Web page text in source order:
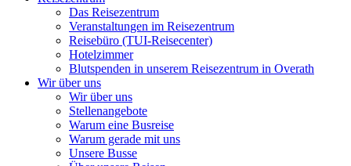
Das Reisezentrum
Veranstaltungen im Reisezentrum
Reisebüro (TUI-Reisecenter)
Hotelzimmer
Blutspenden in unserem Reisezentrum in Overath
Wir über uns
Wir über uns
Stellenangebote
Warum eine Busreise
Warum gerade mit uns
Unsere Busse